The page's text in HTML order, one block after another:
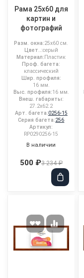
Рама 25x60 для
картин и
фотографий
Разм. окна:25x60 см.
Цвет..:серый
Материал: Пластик
Проф. багета:
классический
Шир. профиля:
16 мм.
Выс. профиля:16 мм.
Внеш. габариты:
27.2x62.2
Арт. багета:0256-15
Серия багета:256
Артикул:
RP0290256-15
В наличии
500 ₽3 234 ₽